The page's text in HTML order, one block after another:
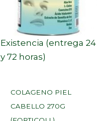
Existencia (entrega 24
y 72 horas)
COLAGENO PIEL
CABELLO 270G